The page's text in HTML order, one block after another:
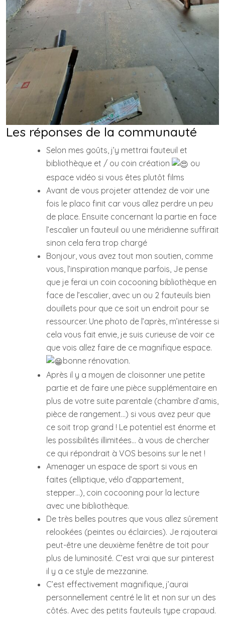
Les réponses de la communauté
Selon mes goûts, j’y mettrai fauteuil et
bibliothèque et / ou coin création
ou
espace vidéo si vous êtes plutôt films
Avant de vous projeter attendez de voir une
fois le placo finit car vous allez perdre un peu
de place. Ensuite concernant la partie en face
l’escalier un fauteuil ou une méridienne suffirait
sinon cela fera trop chargé
Bonjour, vous avez tout mon soutien, comme
vous, l’inspiration manque parfois, Je pense
que je ferai un coin cocooning bibliothèque en
face de l’escalier, avec un ou 2 fauteuils bien
douillets pour que ce soit un endroit pour se
ressourcer. Une photo de l’après, m’intéresse si
cela vous fait envie, je suis curieuse de voir ce
que vois allez faire de ce magnifique espace.
bonne rénovation.
Après il y a moyen de cloisonner une petite
partie et de faire une pièce supplémentaire en
plus de votre suite parentale (chambre d’amis,
pièce de rangement…) si vous avez peur que
ce soit trop grand ! Le potentiel est énorme et
les possibilités illimitées… à vous de chercher
ce qui répondrait à VOS besoins sur le net !
Amenager un espace de sport si vous en
faites (elliptique, vélo d’appartement,
stepper…), coin cocooning pour la lecture
avec une bibliothèque.
De très belles poutres que vous allez sûrement
relookées (peintes ou éclaircies). Je rajouterai
peut-être une deuxième fenêtre de toit pour
plus de luminosité. C’est vrai que sur pinterest
il y a ce style de mezzanine.
C’est effectivement magnifique, j’aurai
personnellement centré le lit et non sur un des
côtés. Avec des petits fauteuils type crapaud.